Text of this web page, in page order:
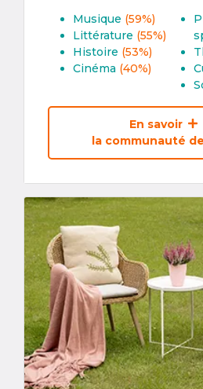
Musique (59%)
Littérature (55%)
Histoire (53%)
Cinéma (40%)
En savoir
la communauté